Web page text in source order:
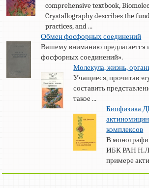
comprehensive textbook,
Crystallography describes the
practices, and ...
Обмен фосфорных соединений
Вашему вниманию предлагается
фосфорных соединений».
Молекула, жизнь,
Учащиеся, прочитав
составить
такое ...
Биофизика
комплексов
В
ИБК РАН
примере